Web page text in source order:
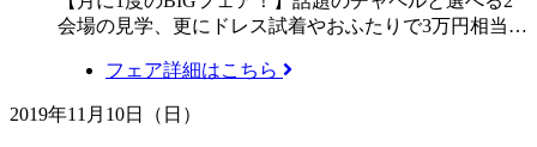
会場の見学、更にドレス試着やおふたりで3万円相当…
フェア詳細はこちら
2019年11月10日（日）